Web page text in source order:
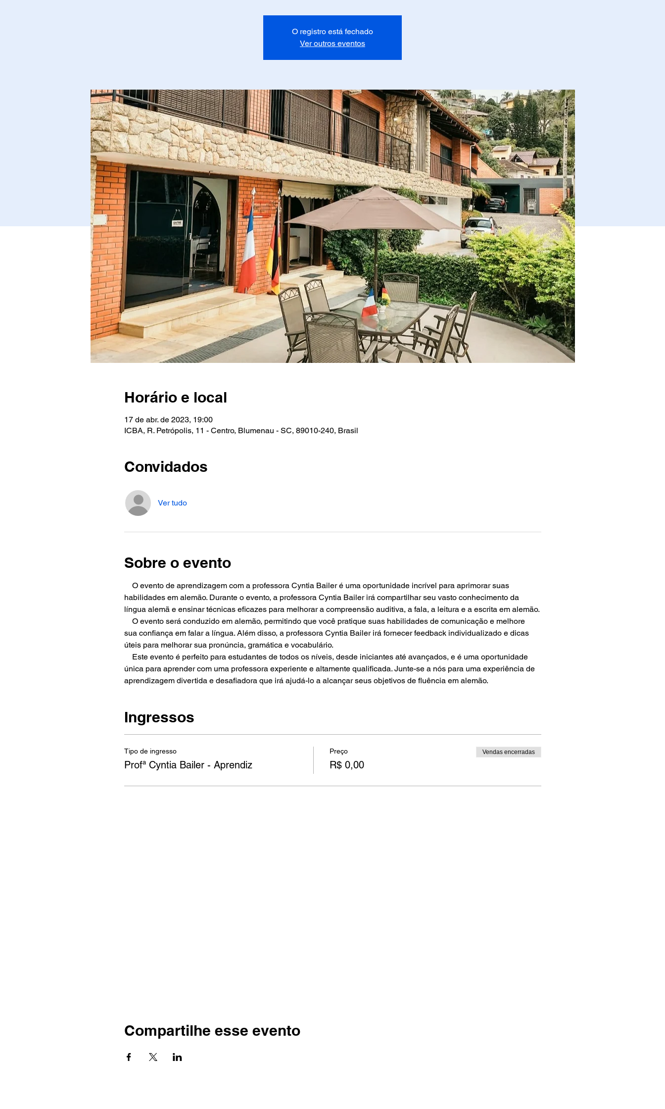
O registro está fechado
Ver outros eventos
Horário e local
17 de abr. de 2023, 19:00
ICBA, R. Petrópolis, 11 - Centro, Blumenau - SC, 89010-240, Brasil
Convidados
Ver tudo
Sobre o evento
O evento de aprendizagem com a professora Cyntia Bailer é uma oportunidade incrível para aprimorar suas
habilidades em alemão. Durante o evento, a professora Cyntia Bailer irá compartilhar seu vasto conhecimento da
língua alemã e ensinar técnicas eficazes para melhorar a compreensão auditiva, a fala, a leitura e a escrita em alemão.
O evento será conduzido em alemão, permitindo que você pratique suas habilidades de comunicação e melhore
sua confiança em falar a língua. Além disso, a professora Cyntia Bailer irá fornecer feedback individualizado e dicas
úteis para melhorar sua pronúncia, gramática e vocabulário.
Este evento é perfeito para estudantes de todos os níveis, desde iniciantes até avançados, e é uma oportunidade
única para aprender com uma professora experiente e altamente qualificada. Junte-se a nós para uma experiência de
aprendizagem divertida e desafiadora que irá ajudá-lo a alcançar seus objetivos de fluência em alemão.
Ingressos
Tipo de ingresso
Profª Cyntia Bailer - Aprendiz
Preço
R$ 0,00
Vendas encerradas
Compartilhe esse evento